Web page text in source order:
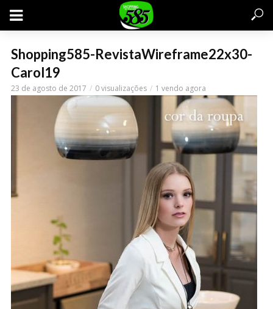
Shopping585-RevistaWireframe22x30-
Carol19
23 de agosto de 2017 0 visualizações 1 vendo agora